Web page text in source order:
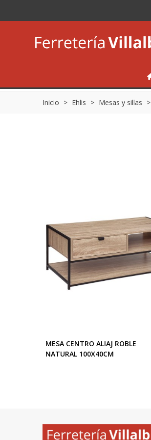
Inicio > Ehlis > Mesas y sillas >
MESA CENTRO ALIAJ ROBLE
NATURAL 100X40CM